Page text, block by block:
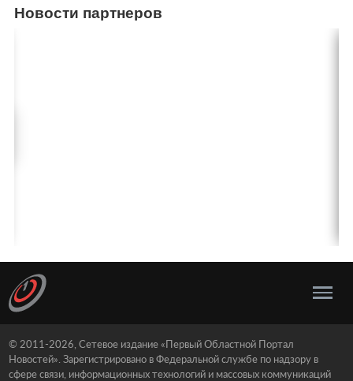
Новости партнеров
© 2011-2026, Сетевое издание «Первый Областной Портал
Новостей». Зарегистрировано в Федеральной службе по надзору в
сфере связи, информационных технологий и массовых коммуникаций